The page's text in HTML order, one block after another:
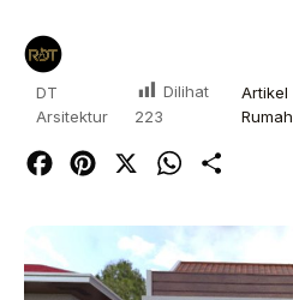
DT
Arsitektur
Dilihat
223
Artikel
Rumah
FacebookPinterest WhatsApp